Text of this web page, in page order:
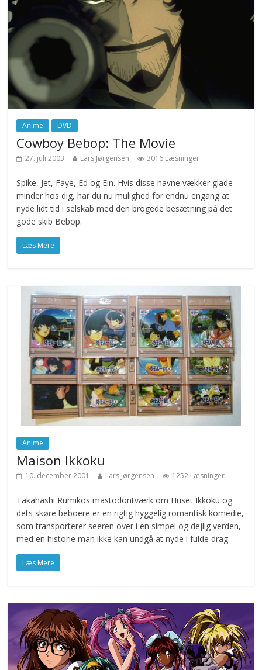
Anime DVD
Cowboy Bebop: The Movie
27. juli 2003 Lars Jørgensen 3016 Læsninger
Spike, Jet, Faye, Ed og Ein. Hvis disse navne vækker glade
minder hos dig, har du nu mulighed for endnu engang at
nyde lidt tid i selskab med den brogede besætning på det
gode skib Bebop.
Læs Mere
Anime
Maison Ikkoku
10. december 2001 Lars Jørgensen 1252 Læsninger
Takahashi Rumikos mastodontværk om Huset Ikkoku og
dets skøre beboere er en rigtig hyggelig romantisk komedie,
som transporterer seeren over i en simpel og dejlig verden,
med en historie man ikke kan undgå at nyde i fulde drag.
Læs Mere